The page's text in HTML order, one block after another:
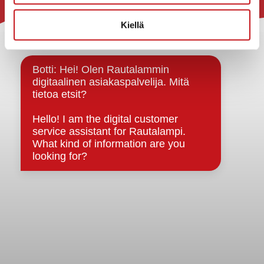
Kiellä
Rautalammin kunta
Kuntainfo
Strategiat, ohjelmat, ohjeet, suunnitelmat, säännöt ja
sopimukset
Asiakirjajulkisuuskuvaus
Evästeet
Saavutettavuusseloste
Tietosuoja
Tietosuojaselosteet